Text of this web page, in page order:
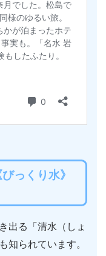
っくり水》
出る「清水（しょ
知られています。